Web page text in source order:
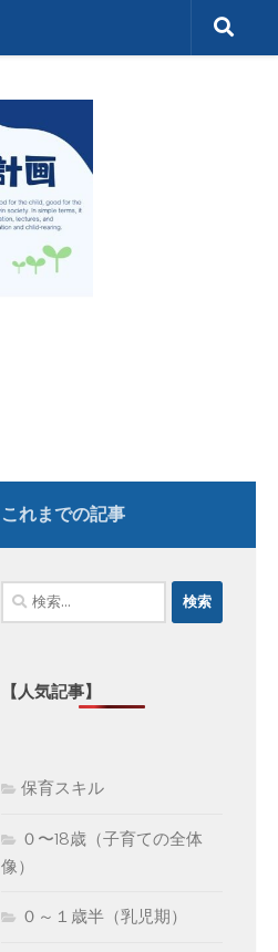
これまでの記事
検
索:
【人気記事】
保育スキル
０〜18歳（子育ての全体
像）
０～１歳半（乳児期）